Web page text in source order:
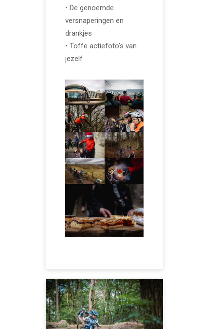
• De genoemde
versnaperingen en
drankjes
• Toffe actiefoto’s van
jezelf